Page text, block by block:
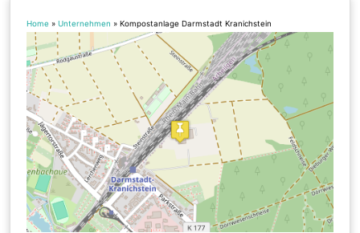
Home »Unternehmen »Kompostanlage Darmstadt Kranichstein